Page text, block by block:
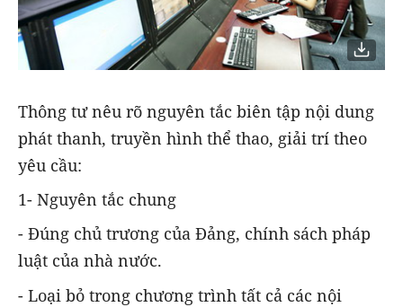
Thông tư nêu rõ nguyên tắc biên tập nội dung
phát thanh, truyền hình thể thao, giải trí theo
yêu cầu:
1- Nguyên tắc chung
- Đúng chủ trương của Đảng, chính sách pháp
luật của nhà nước.
- Loại bỏ trong chương trình tất cả các nội